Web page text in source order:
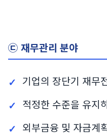
㉢ 재무관리 분야
기업의 장단기 재무
적정한 수준을 유지
외부금융 및 자금계